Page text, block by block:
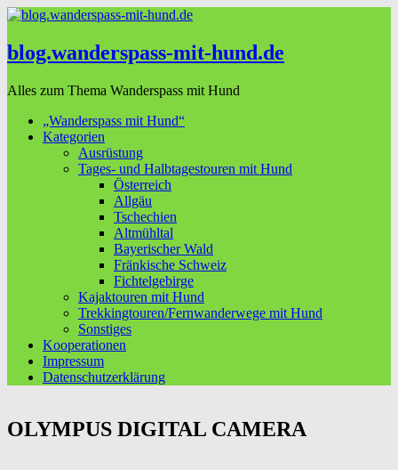
blog.wanderspass-mit-hund.de
Alles zum Thema Wanderspass mit Hund
„Wanderspass mit Hund“
Kategorien
Ausrüstung
Tages- und Halbtagestouren mit Hund
Österreich
Allgäu
Tschechien
Altmühltal
Bayerischer Wald
Fränkische Schweiz
Fichtelgebirge
Kajaktouren mit Hund
Trekkingtouren/Fernwanderwege mit Hund
Sonstiges
Kooperationen
Impressum
Datenschutzerklärung
OLYMPUS DIGITAL CAMERA